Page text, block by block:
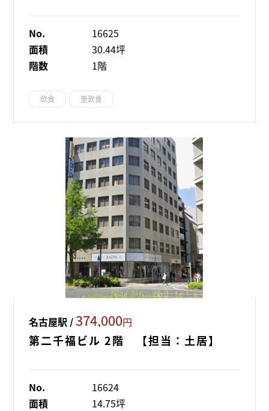
No.
16625
面積
30.44坪
階数
1階
飲食 重飲食
名古屋駅 /374,000円
第二千福ビル 2階 【担当：土居】
No.
16624
面積
14.75坪